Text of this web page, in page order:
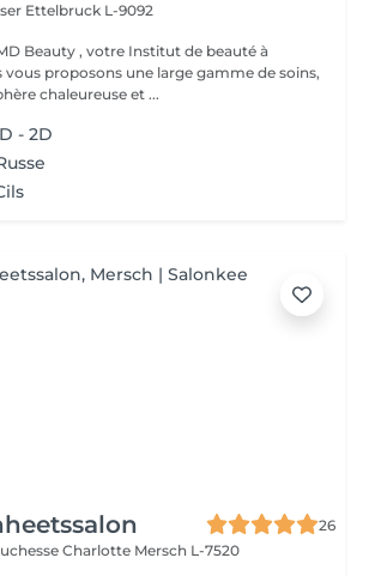
Ettelbruck L-9092
Beauty , votre Institut de beauté à
chaleureuse et ...
- 2D
26
Charlotte Mersch L-7520